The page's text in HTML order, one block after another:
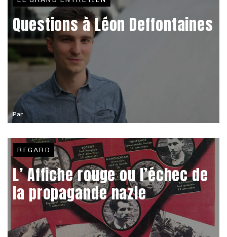
Par
Questions à Léon Deffontaines
REGARD
L’ Affiche rouge ou l’échec de
la propagande nazie